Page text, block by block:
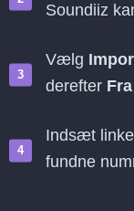
Soundiiz
Vælg
derefter
Indsæt
fundne